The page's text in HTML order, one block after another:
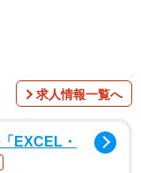
求人情報一覧へ
EXCEL・